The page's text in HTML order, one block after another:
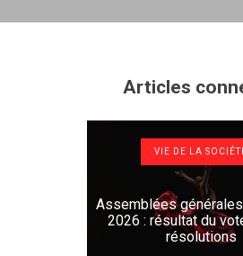
Articles
VIE DE LA
Assemblées
2026 : résultat du
résolutions